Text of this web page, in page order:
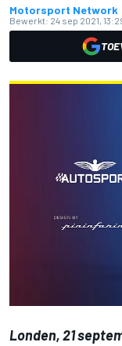
Motorsport Network
Bewerkt: 24 sep 2021,
Londen, 21